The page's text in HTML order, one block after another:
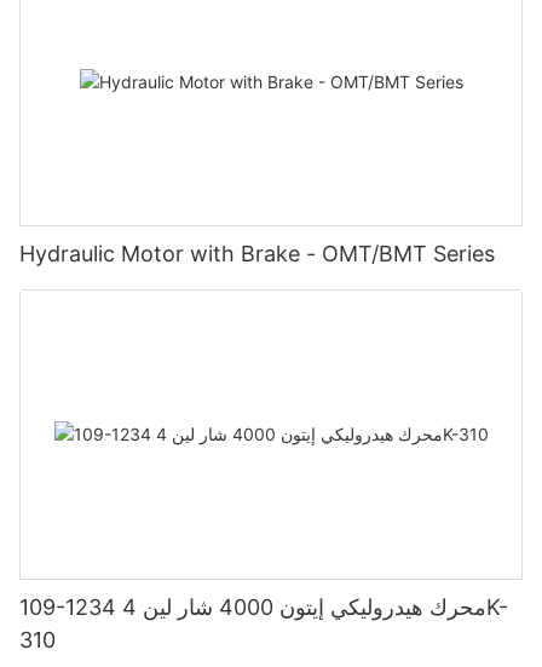
Hydraulic Motor with Brake - OMT/BMT Series
109-1234 محرك هيدروليكي إيتون 4000 شار لين 4K-
310